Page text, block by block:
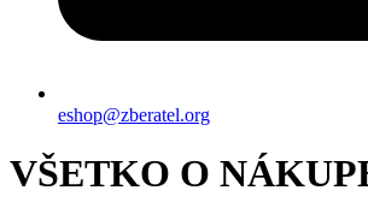
eshop@zberatel.org
VŠETKO O